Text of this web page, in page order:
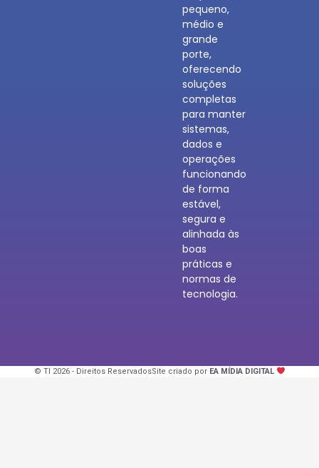
pequeno,
médio e
grande
porte,
oferecendo
soluções
completas
para manter
sistemas,
dados e
operações
funcionando
de forma
estável,
segura e
alinhada às
boas
práticas e
normas de
tecnologia.
© TI 2026 - Direitos ReservadosSite criado por EA MÍDIA DIGITAL